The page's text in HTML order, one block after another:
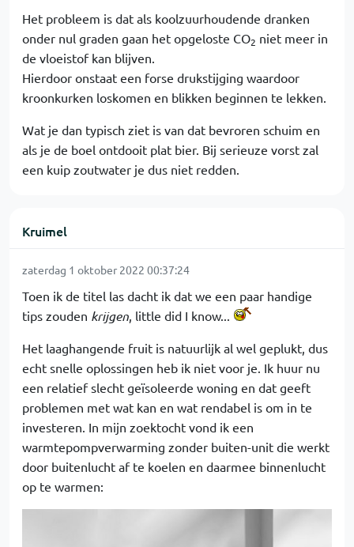
Het probleem is dat als koolzuurhoudende dranken
onder nul graden gaan het opgeloste CO2 niet meer in
de vloeistof kan blijven.
Hierdoor onstaat een forse drukstijging waardoor
kroonkurken loskomen en blikken beginnen te lekken.
Wat je dan typisch ziet is van dat bevroren schuim en
als je de boel ontdooit plat bier. Bij serieuze vorst zal
een kuip zoutwater je dus niet redden.
Kruimel
zaterdag 1 oktober 2022 00:37:24
Toen ik de titel las dacht ik dat we een paar handige
tips zouden krijgen, little did I know...
Het laaghangende fruit is natuurlijk al wel geplukt, dus
echt snelle oplossingen heb ik niet voor je. Ik huur nu
een relatief slecht geïsoleerde woning en dat geeft
problemen met wat kan en wat rendabel is om in te
investeren. In mijn zoektocht vond ik een
warmtepompverwarming zonder buiten-unit die werkt
door buitenlucht af te koelen en daarmee binnenlucht
op te warmen: